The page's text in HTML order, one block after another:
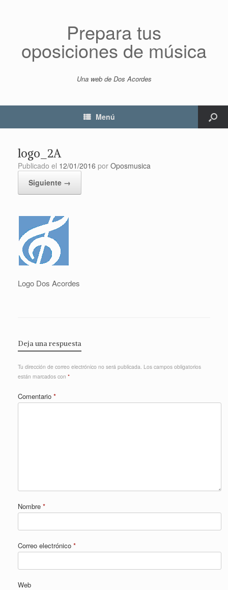
Prepara tus
oposiciones de música
Una web de Dos Acordes
Menú
logo_2A
Publicado el 12/01/2016 por Oposmusica
Siguiente →
Logo Dos Acordes
Deja una respuesta
Tu dirección de correo electrónico no será publicada. Los campos obligatorios
están marcados con *
Comentario *
Nombre *
Correo electrónico *
Web